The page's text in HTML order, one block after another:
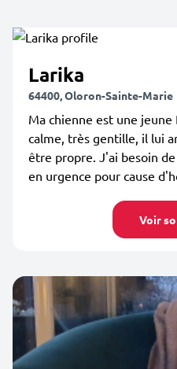
Larika
64400, Oloron-Sainte-Marie
Ma chienne est une
calme, très gentille, il lui
être propre. J'ai besoin
en urgence pour cause
Voir